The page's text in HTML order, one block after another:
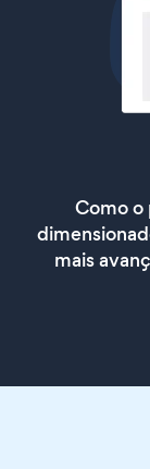
Como o
mais